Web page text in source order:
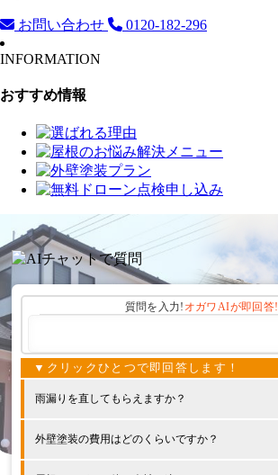
お問い合わせ 0120-182-296
INFORMATION
おすすめ情報
質問を入力! オガワAIが即回答!
雨漏りを直してもらえますか？
外壁塗装の費用はどのくらいですか？